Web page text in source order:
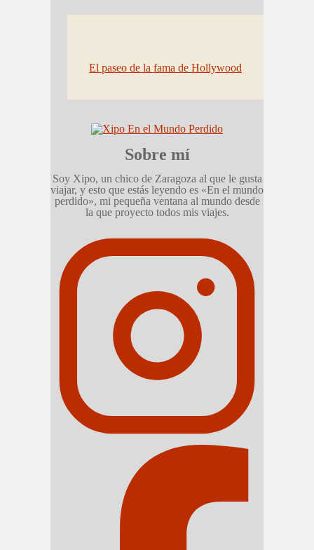
El paseo de la fama de Hollywood
Sobre mí
Soy Xipo, un chico de Zaragoza al que le gusta
viajar, y esto que estás leyendo es «En el mundo
perdido», mi pequeña ventana al mundo desde
la que proyecto todos mis viajes.